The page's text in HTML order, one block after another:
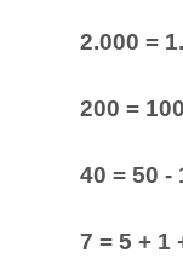
2.000 =
200 =
40 = 50 -
7 = 5 + 1